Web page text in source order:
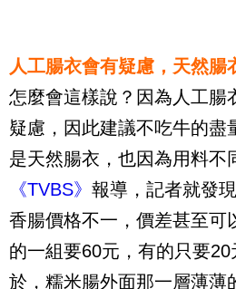
人工腸衣會有疑慮，天然腸
怎麼會這樣說？因為人工腸
疑慮，因此建議不吃牛的盡
是天然腸衣，也因為用料不
《TVBS》 報導，記者就發
香腸價格不一，價差甚至可
的一組要60元，有的只要20
於，糯米腸外面那一層薄薄